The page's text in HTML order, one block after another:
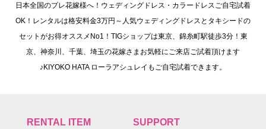
日本全国のプレ花嫁様へ！ウェディングドレス・カラードレスご自宅試着
OK！レンタルは格安料金3万円～人気ウェディングドレスとタキシードの
セットがお得オススメNo1！TIGショップは東京、錦糸町駅徒歩3分！東
京、神奈川、千葉、埼玉の花嫁さまお気軽にご来店ご試着頂けます
♪KIYOKO HATA ローラアシュレイもご自宅試着できます。
RENTAL ITEM SUPPORT